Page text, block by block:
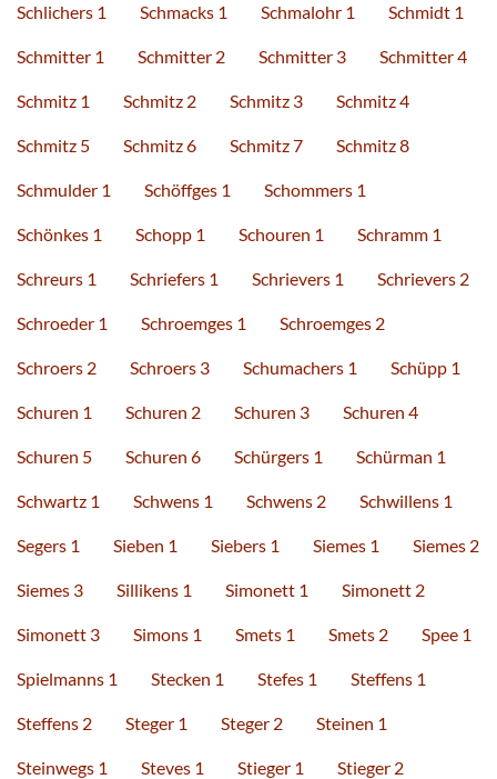
Schlichers 1 Schmacks 1 Schmalohr 1 Schmidt 1
Schmitter 1 Schmitter 2 Schmitter 3 Schmitter 4
Schmitz 1 Schmitz 2 Schmitz 3 Schmitz 4
Schmitz 5 Schmitz 6 Schmitz 7 Schmitz 8
Schmulder 1 Schöffges 1 Schommers 1
Schönkes 1 Schopp 1 Schouren 1 Schramm 1
Schreurs 1 Schriefers 1 Schrievers 1 Schrievers 2
Schroeder 1 Schroemges 1 Schroemges 2
Schroers 2 Schroers 3 Schumachers 1 Schüpp 1
Schuren 1 Schuren 2 Schuren 3 Schuren 4
Schuren 5 Schuren 6 Schürgers 1 Schürman 1
Schwartz 1 Schwens 1 Schwens 2 Schwillens 1
Segers 1 Sieben 1 Siebers 1 Siemes 1 Siemes 2
Siemes 3 Sillikens 1 Simonett 1 Simonett 2
Simonett 3 Simons 1 Smets 1 Smets 2 Spee 1
Spielmanns 1 Stecken 1 Stefes 1 Steffens 1
Steffens 2 Steger 1 Steger 2 Steinen 1
Steinwegs 1 Steves 1 Stieger 1 Stieger 2